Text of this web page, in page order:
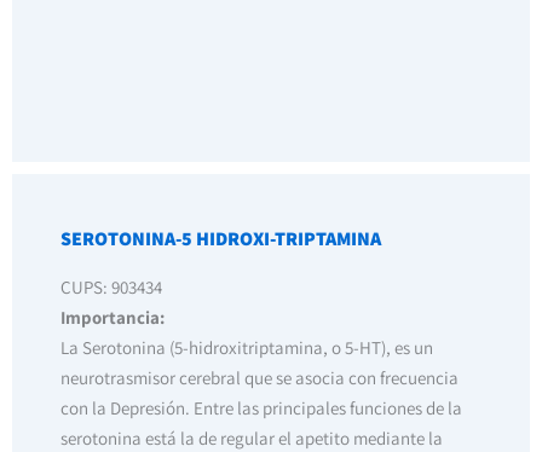
SEROTONINA-5 HIDROXI-TRIPTAMINA
CUPS: 903434
Importancia:
La Serotonina (5-hidroxitriptamina, o 5-HT), es un
neurotrasmisor cerebral que se asocia con frecuencia
con la Depresión. Entre las principales funciones de la
serotonina está la de regular el apetito mediante la